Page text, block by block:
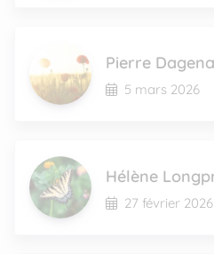
Pierre
5 mars 2026
Hélène
27 février 2026